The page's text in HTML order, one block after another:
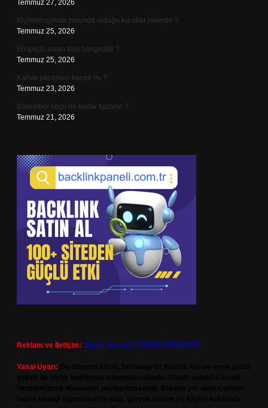
Temmuz 27, 2026
Kişilerin uymak zorunda olduğu kurallar nelerdir ?
Temmuz 25, 2026
En güçlü aslan türü hangisidir ?
Temmuz 25, 2026
Kahve yaparken karışır mı ?
Temmuz 23, 2026
Basketbol koçu ne kadar kazanır ?
Temmuz 21, 2026
Reklam ve İletişim: Skype: live:.cid.575569c608265c69
Yasal Uyarı: